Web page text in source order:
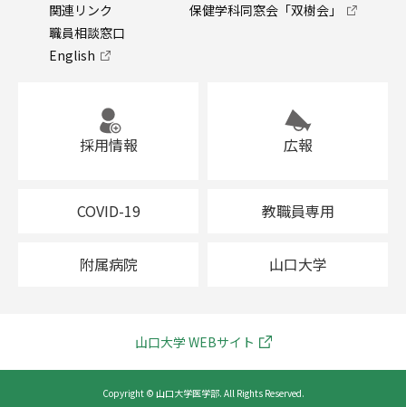
関連リンク
職員相談窓口
English
保健学科同窓会「双樹会」
採用情報 広報
COVID-19
附属病院
教職員専用
山口大学
山口大学 WEBサイト
Copyright © 山口大学医学部. All Rights Reserved.